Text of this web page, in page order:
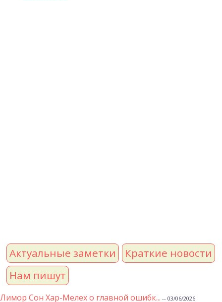
Актуальные заметки
Краткие новости
Нам пишут
Лимор Сон Хар-Мелех о главной ошибк... -- 03/06/2026